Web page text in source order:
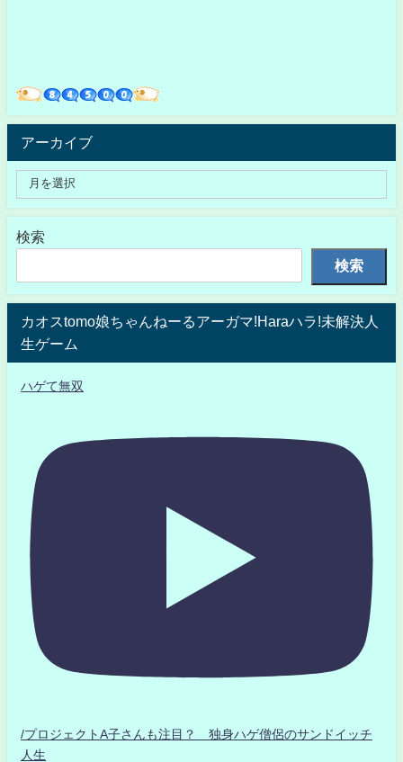
アーカイブ
検索
検索
カオスtomo娘ちゃんねーるアーガマ!Haraハラ!未解決人
生ゲーム
ハゲて無双
/プロジェクトA子さんも注目？ 独身ハゲ僧侶のサンドイッチ
人生